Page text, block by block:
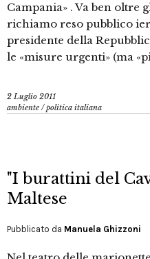
Campania» . Va ben oltre
richiamo reso pubblico
presidente della
le «misure urgenti» (ma
2 Luglio 2011
ambiente /politica italiana
"I burattini del
Maltese
Pubblicato da Manuela Ghizzoni